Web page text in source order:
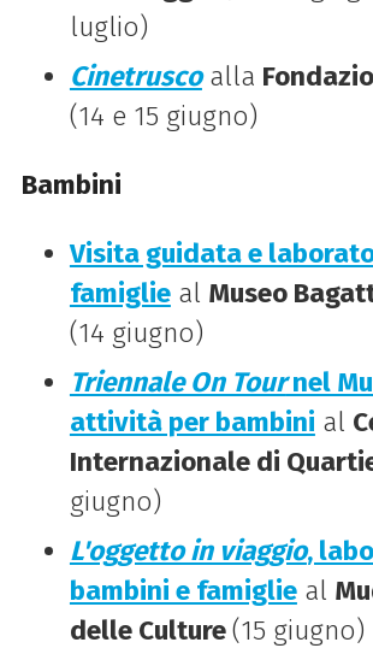
luglio)
Cinetrusco alla
(14 e 15 giugno)
Bambini
Visita guidata e
famiglieal Museo
(14 giugno)
Triennale On Tournel
attività per bambini al
Internazionale di
giugno)
L'oggetto in viaggio,
bambini e famiglieal
delle Culture(15 giugno)